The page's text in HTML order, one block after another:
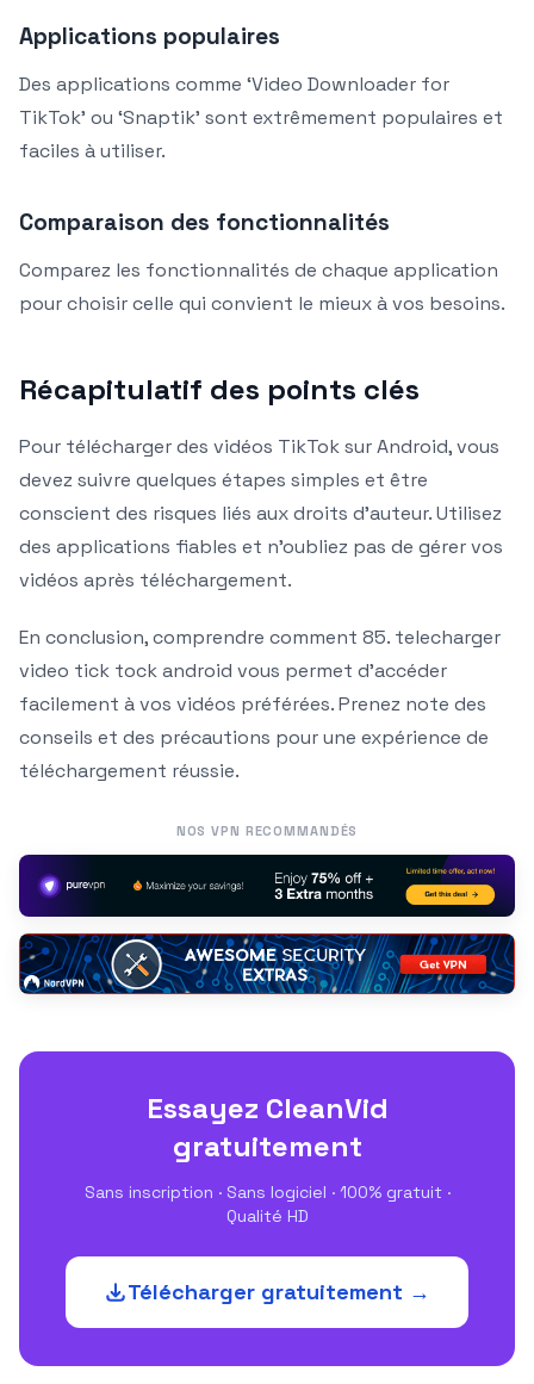
Applications populaires
Des applications comme ‘Video Downloader for
TikTok’ ou ‘Snaptik’ sont extrêmement populaires et
faciles à utiliser.
Comparaison des fonctionnalités
Comparez les fonctionnalités de chaque application
pour choisir celle qui convient le mieux à vos besoins.
Récapitulatif des points clés
Pour télécharger des vidéos TikTok sur Android, vous
devez suivre quelques étapes simples et être
conscient des risques liés aux droits d’auteur. Utilisez
des applications fiables et n’oubliez pas de gérer vos
vidéos après téléchargement.
En conclusion, comprendre comment 85. telecharger
video tick tock android vous permet d’accéder
facilement à vos vidéos préférées. Prenez note des
conseils et des précautions pour une expérience de
téléchargement réussie.
NOS VPN RECOMMANDÉS
Essayez CleanVid
gratuitement
Sans inscription · Sans logiciel · 100% gratuit ·
Qualité HD
Télécharger gratuitement →